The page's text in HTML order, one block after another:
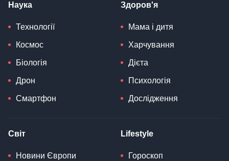
Наука
Технології
Космос
Біологія
Дрон
Смартфон
Здоров'я
Мама і дитя
Харчування
Дієта
Психологія
Дослідження
Світ
Новини Європи
Lifestyle
Гороскоп